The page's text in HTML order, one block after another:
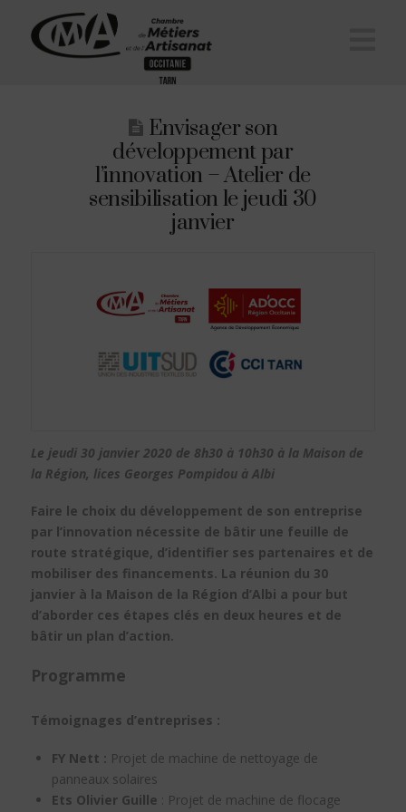
Envisager son
développement par
l’innovation – Atelier de
sensibilisation le jeudi 30
janvier
Le jeudi 30 janvier 2020 de 8h30 à 10h30 à la Maison de
la Région, lices Georges Pompidou à Albi
Faire le choix du développement de son entreprise
par l’innovation nécessite de bâtir une feuille de
route stratégique, d’identifier ses partenaires et de
mobiliser des financements. La réunion du 30
janvier à la Maison de la Région d’Albi a pour but
d’aborder ces étapes clés en deux heures et de
bâtir un plan d’action.
Programme
Témoignages d’entreprises :
FY Nett : Projet de machine de nettoyage de
panneaux solaires
Ets Olivier Guille : Projet de machine de flocage